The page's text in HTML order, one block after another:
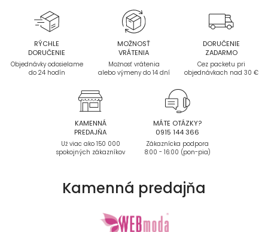
RÝCHLE
DORUČENIE
Objednávky odosielame
do 24 hodín
MOŽNOSŤ
VRÁTENIA
Možnosť vrátenia
alebo výmeny do 14 dní
DORUČENIE
ZADARMO
Cez packetu pri
objednávkach nad 30 €
KAMENNÁ
PREDAJŇA
Už viac ako 150 000
spokojných zákazníkov
MÁTE OTÁZKY?
0915 144 366
Zákaznícka podpora
8:00 - 16:00 (pon-pia)
Kamenná predajňa